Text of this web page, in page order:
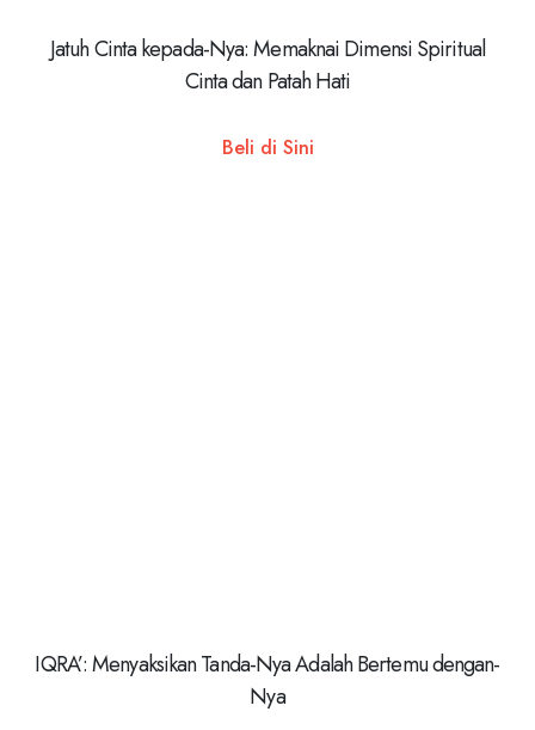
Jatuh Cinta kepada-Nya: Memaknai Dimensi Spiritual
Cinta dan Patah Hati
Beli di Sini
IQRA’: Menyaksikan Tanda-Nya Adalah Bertemu dengan-
Nya